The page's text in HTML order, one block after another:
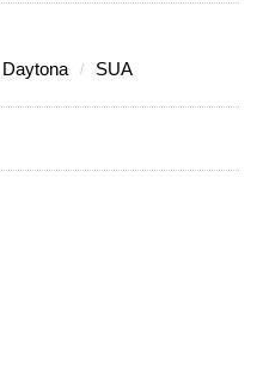
Daytona SUA